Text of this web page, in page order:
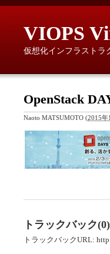
VIOPS
仮想化インフラストラ
OpenStack
Naoto MATSUMOTO (2015年
トラックバック(0)
トラックバックURL: